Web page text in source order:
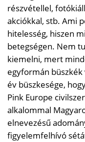
részvétellel,
akciókkal, stb. Ami
hitelesség, hiszen
betegségen. Nem
kiemelni, mert
egyformán büszkék
év büszkesége,
Pink Europe
alkalommal
elnevezésű
figyelemfelhívó